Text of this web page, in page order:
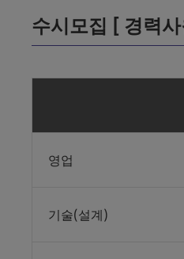
수시모집 [ 경력
영업
기술(설계)